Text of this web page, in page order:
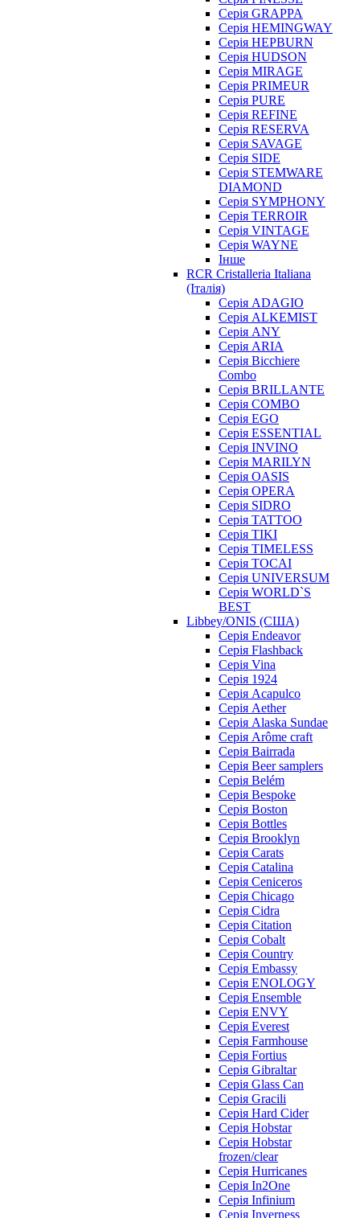
Серія GRAPPA
Серія HEMINGWAY
Серія HEPBURN
Серія HUDSON
Серія MIRAGE
Серія PRIMEUR
Серія PURE
Серія REFINE
Серія RESERVA
Серія SAVAGE
Серія SIDE
Серія STEMWARE
DIAMOND
Серія SYMPHONY
Серія TERROIR
Серія VINTAGE
Серія WAYNE
Інше
RCR Cristalleria Italiana
(Італія)
Серія ADAGIO
Серія ALKEMIST
Серія ANY
Серія ARIA
Серія Bicchiere
Combo
Серія BRILLANTE
Серія COMBO
Серія EGO
Серія ESSENTIAL
Серія INVINO
Серія MARILYN
Серія OASIS
Серія OPERA
Серія SIDRO
Серія TATTOO
Серія TIKI
Серія TIMELESS
Серія TOCAI
Серія UNIVERSUM
Серія WORLD`S
BEST
Libbey/ONIS (США)
Cерія Endeavor
Cерія Flashback
Cерія Vina
Серія 1924
Серія Acapulco
Серія Aether
Серія Alaska Sundae
Серія Arôme craft
Серія Bairrada
Серія Beer samplers
Серія Belém
Серія Bespoke
Серія Boston
Серія Bottles
Серія Brooklyn
Серія Carats
Серія Catalina
Серія Ceniceros
Серія Chicago
Серія Cidra
Серія Citation
Серія Cobalt
Серія Country
Серія Embassy
Серія ENOLOGY
Серія Ensemble
Серія ENVY
Серія Everest
Серія Farmhouse
Серія Fortius
Серія Gibraltar
Серія Glass Can
Серія Gracili
Серія Hard Cider
Серія Hobstar
Серія Hobstar
frozen/clear
Серія Hurricanes
Серія In2One
Серія Infinium
Серія Inverness